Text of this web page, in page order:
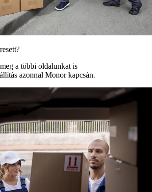
a többi oldalunkat is
azonnal Monor kapcsán.